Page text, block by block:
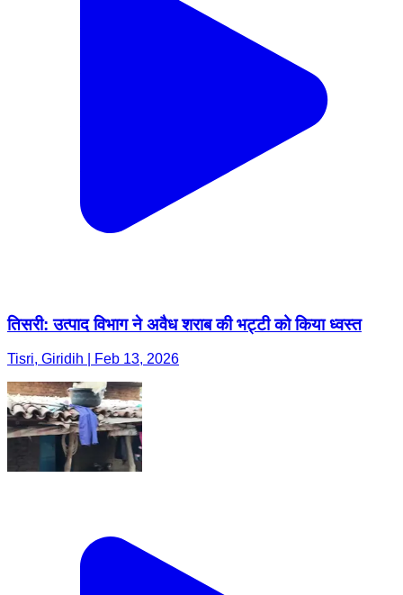
तिसरी: उत्पाद विभाग ने अवैध शराब की भट्टी को किया ध्वस्त
Tisri, Giridih | Feb 13, 2026